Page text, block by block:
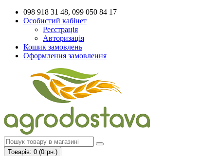
098 918 31 48, 099 050 84 17
Особистий кабінет
Реєстрація
Авторизація
Кошик замовлень
Оформлення замовлення
Товарів: 0 (0грн.)